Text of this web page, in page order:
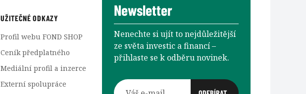
UŽITEČNÉ ODKAZY
Profil webu FOND SHOP
Ceník předplatného
Mediální profil a inzerce
Externí spolupráce
Newsletter
Nenechte si ujít to nejdůležitější
ze světa investic a financí –⁠⁠⁠⁠⁠⁠
přihlaste se k odběru novinek.